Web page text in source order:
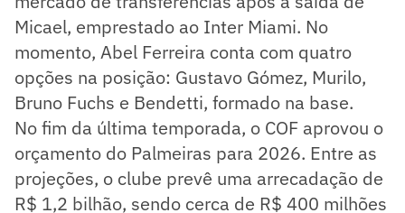
Micael, emprestado ao Inter Miami. No
momento, Abel Ferreira conta com quatro
opções na posição: Gustavo Gómez, Murilo,
Bruno Fuchs e Bendetti, formado na base.
No fim da última temporada, o COF aprovou o
orçamento do Palmeiras para 2026. Entre as
projeções, o clube prevê uma arrecadação de
R$ 1,2 bilhão, sendo cerca de R$ 400 milhões